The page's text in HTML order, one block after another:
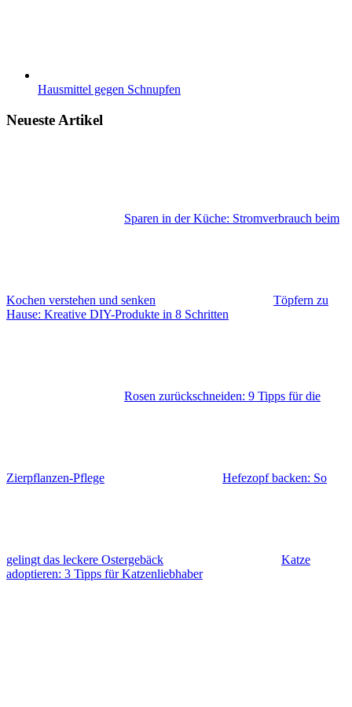
Hausmittel gegen Schnupfen
Neueste Artikel
Sparen in der Küche: Stromverbrauch beim
Kochen verstehen und senken
Töpfern zu
Hause: Kreative DIY-Produkte in 8 Schritten
Rosen zurückschneiden: 9 Tipps für die
Zierpflanzen-Pflege Hefezopf backen: So
gelingt das leckere Ostergebäck
Katze
adoptieren: 3 Tipps für Katzenliebhaber